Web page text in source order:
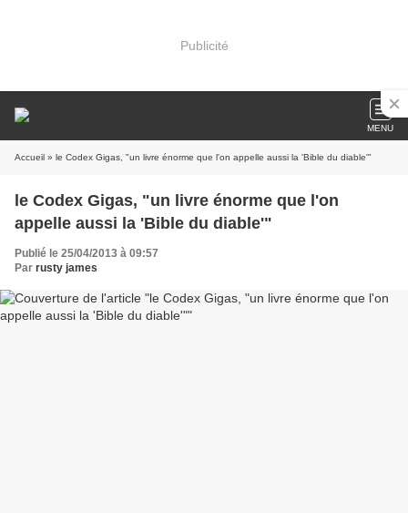
Publicité
MENU
Accueil » le Codex Gigas, "un livre énorme que l'on appelle aussi la 'Bible du diable'"
le Codex Gigas, "un livre énorme que l'on
appelle aussi la 'Bible du diable'"
Publié le 25/04/2013 à 09:57
Par rusty james